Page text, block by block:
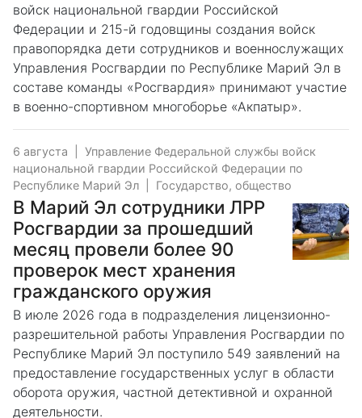
войск национальной гвардии Российской
Федерации и 215-й годовщины создания войск
правопорядка дети сотрудников и военнослужащих
Управления Росгвардии по Республике Марий Эл в
составе команды «Росгвардия» принимают участие
в военно-спортивном многоборье «Акпатыр».
6 августа
Управление Федеральной службы войск
национальной гвардии Российской Федерации по
Республике Марий Эл
Государство, общество
В Марий Эл сотрудники ЛРР
Росгвардии за прошедший
месяц провели более 90
проверок мест хранения
гражданского оружия
В июле 2026 года в подразделения лицензионно-
разрешительной работы Управления Росгвардии по
Республике Марий Эл поступило 549 заявлений на
предоставление государственных услуг в области
оборота оружия, частной детективной и охранной
деятельности.